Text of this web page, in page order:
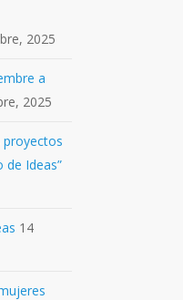
2025
a
2025
de Ideas”
14